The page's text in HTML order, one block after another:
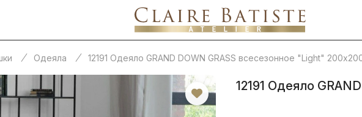
Одеяла 12191 Одеяло GRAND DOWN GRASS всесезонное "Light"
12191 Одеяло